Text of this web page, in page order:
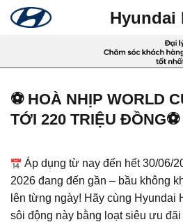
qua
Hyundai
⚽ HOÀ NHỊP WORLD
TỚI 220 TRIỆU ĐỒNG⚽
Áp dụng từ nay đến hết 30/06/
2026 đang đến gần – bầu không
lên từng ngày! Hãy cùng Hyundai
sôi động này bằng loạt siêu ưu